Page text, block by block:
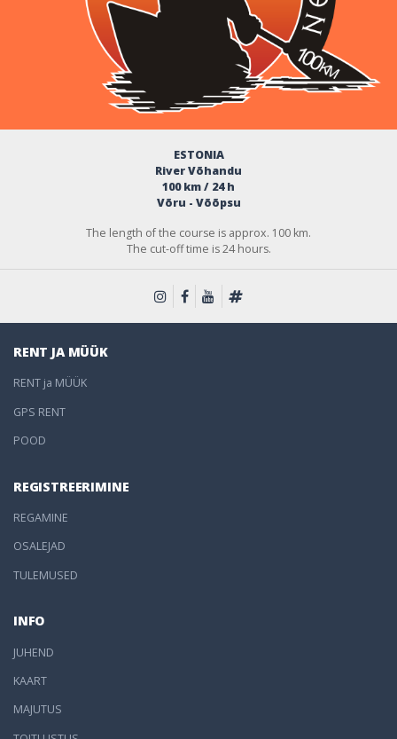
ESTONIA
River Võhandu
100 km / 24 h
Võru - Võõpsu
The length of the course is approx. 100 km.
The cut-off time is 24 hours.
RENT JA MÜÜK
RENT ja MÜÜK
GPS RENT
POOD
REGISTREERIMINE
REGAMINE
OSALEJAD
TULEMUSED
INFO
JUHEND
KAART
MAJUTUS